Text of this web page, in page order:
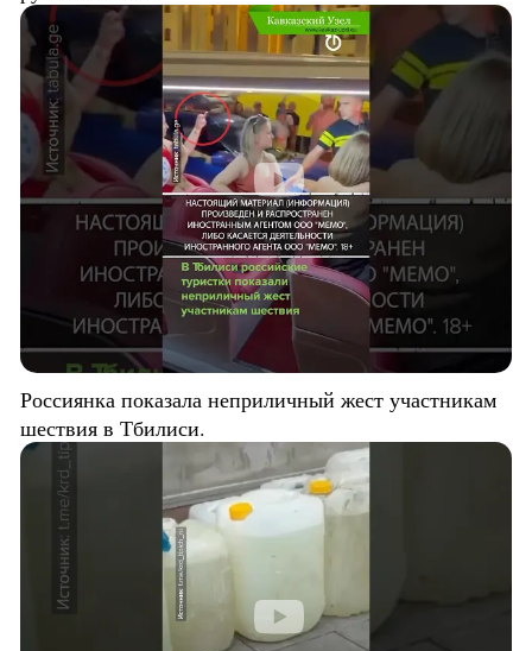
Россиянка показала неприличный жест участникам
шествия в Тбилиси.